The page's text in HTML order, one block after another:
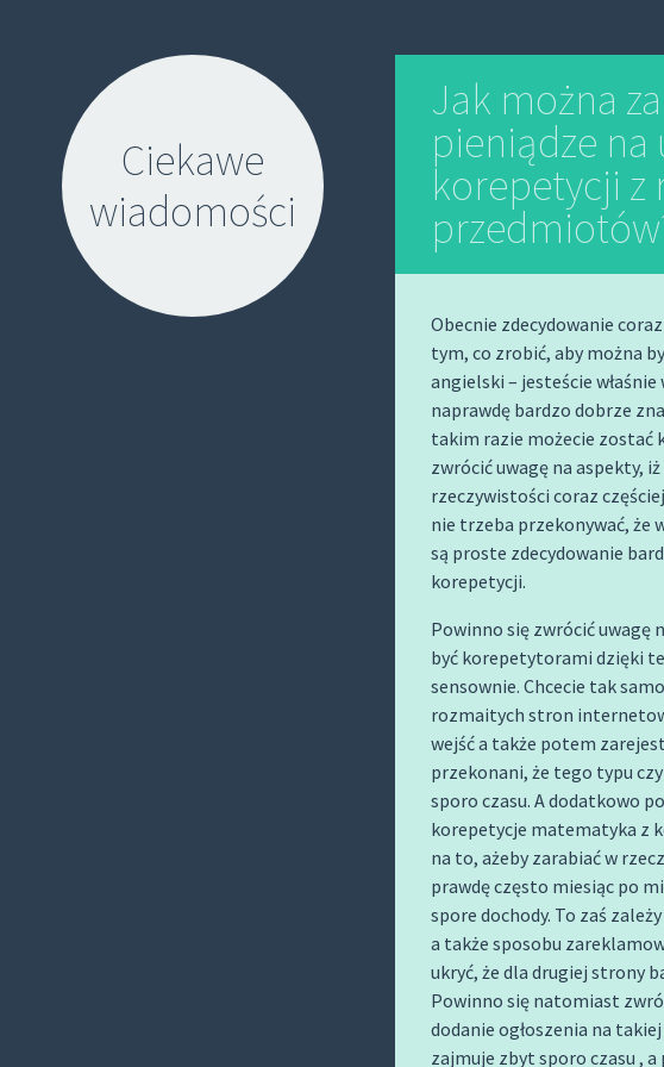
Ciekawe
wiadomości
Jak można
pieniądze na
korepetycji z
Obecnie zdecydowanie
tym, co zrobić, aby można
angielski – jesteście
naprawdę bardzo dobrze
takim razie możecie
zwrócić uwagę na aspekty,
rzeczywistości coraz
nie trzeba przekonywać, że
są proste zdecydowanie
korepetycji.
Powinno się zwrócić uwagę
być korepetytorami dzięki
sensownie. Chcecie tak
rozmaitych stron
wejść a także potem
przekonani, że tego typu
sporo czasu. A dodatkowo
korepetycje matematyka z
na to, ażeby zarabiać w
prawdę często miesiąc po
spore dochody. To zaś
a także sposobu
ukryć, że dla drugiej strony
Powinno się natomiast
dodanie ogłoszenia na
zajmuje zbyt sporo czasu ,